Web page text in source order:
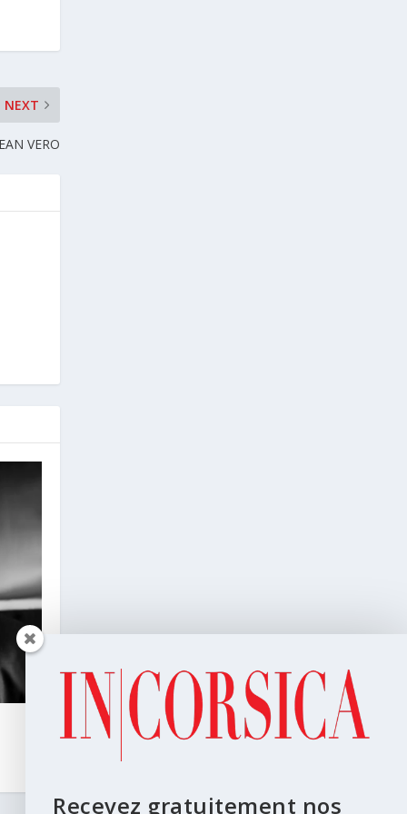
NEXT
VERO
Recevez gratuitement nos